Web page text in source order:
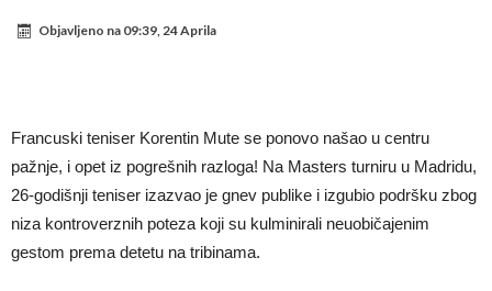
argentinsku zvijezdu
Objavljeno na 09:39, 24 Aprila
Francuski teniser Korentin Mute se ponovo našao u centru
pažnje, i opet iz pogrešnih razloga! Na Masters turniru u Madridu,
26-godišnji teniser izazvao je gnev publike i izgubio podršku zbog
niza kontroverznih poteza koji su kulminirali neuobičajenim
gestom prema detetu na tribinama.